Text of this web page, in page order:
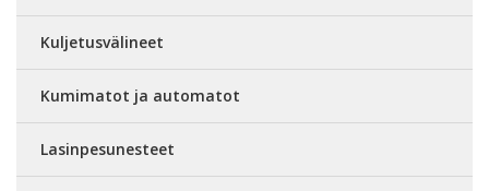
Kuljetusvälineet
Kumimatot ja automatot
Lasinpesunesteet